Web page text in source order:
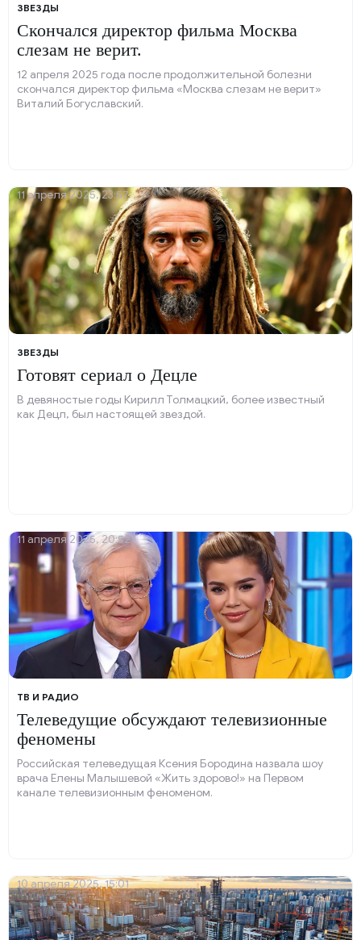
ЗВЕЗДЫ
Скончался директор фильма Москва
слезам не верит.
12 апреля 2025 года после продолжительной болезни
скончался директор фильма «Москва слезам не верит»
Виталий Богуславский.
ЗВЕЗДЫ
Готовят сериал о Децле
В девяностые годы Кирилл Толмацкий, более известный
как Децл, был настоящей звездой.
11 апреля 2025, 23:57
ТВ И РАДИО
Телеведущие обсуждают телевизионные
феномены
Российская телеведущая Ксения Бородина назвала шоу
врача Елены Малышевой «Жить здорово!» на Первом
канале телевизионным феноменом.
11 апреля 2025, 20:52
10 апреля 2025, 15:01